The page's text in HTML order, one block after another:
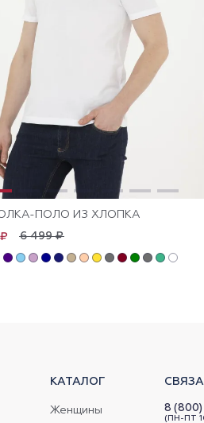
ПОЛО ИЗ ХЛОПКА
6 499 ₽
КАТАЛОГ
Женщины 8 (800)
(ПН-ПТ